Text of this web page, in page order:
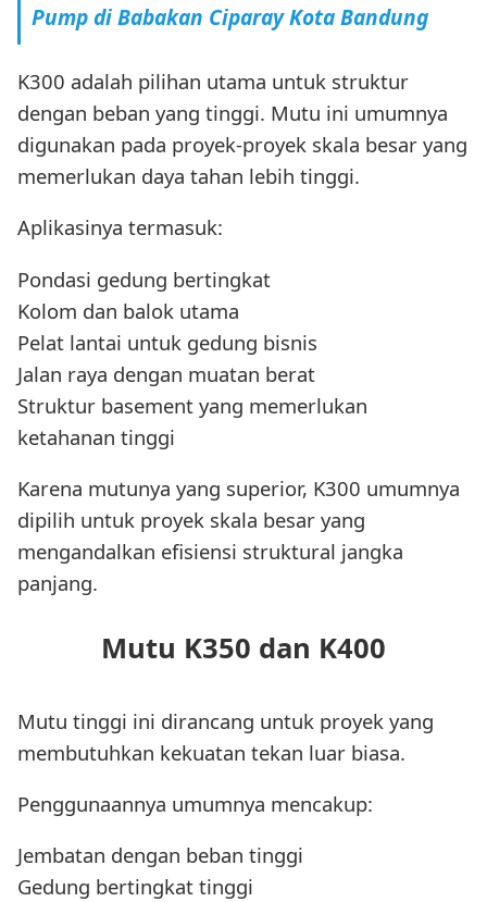
Pump di Babakan Ciparay Kota Bandung
K300 adalah pilihan utama untuk struktur
dengan beban yang tinggi. Mutu ini umumnya
digunakan pada proyek-proyek skala besar yang
memerlukan daya tahan lebih tinggi.
Aplikasinya termasuk:
Pondasi gedung bertingkat
Kolom dan balok utama
Pelat lantai untuk gedung bisnis
Jalan raya dengan muatan berat
Struktur basement yang memerlukan
ketahanan tinggi
Karena mutunya yang superior, K300 umumnya
dipilih untuk proyek skala besar yang
mengandalkan efisiensi struktural jangka
panjang.
Mutu K350 dan K400
Mutu tinggi ini dirancang untuk proyek yang
membutuhkan kekuatan tekan luar biasa.
Penggunaannya umumnya mencakup:
Jembatan dengan beban tinggi
Gedung bertingkat tinggi